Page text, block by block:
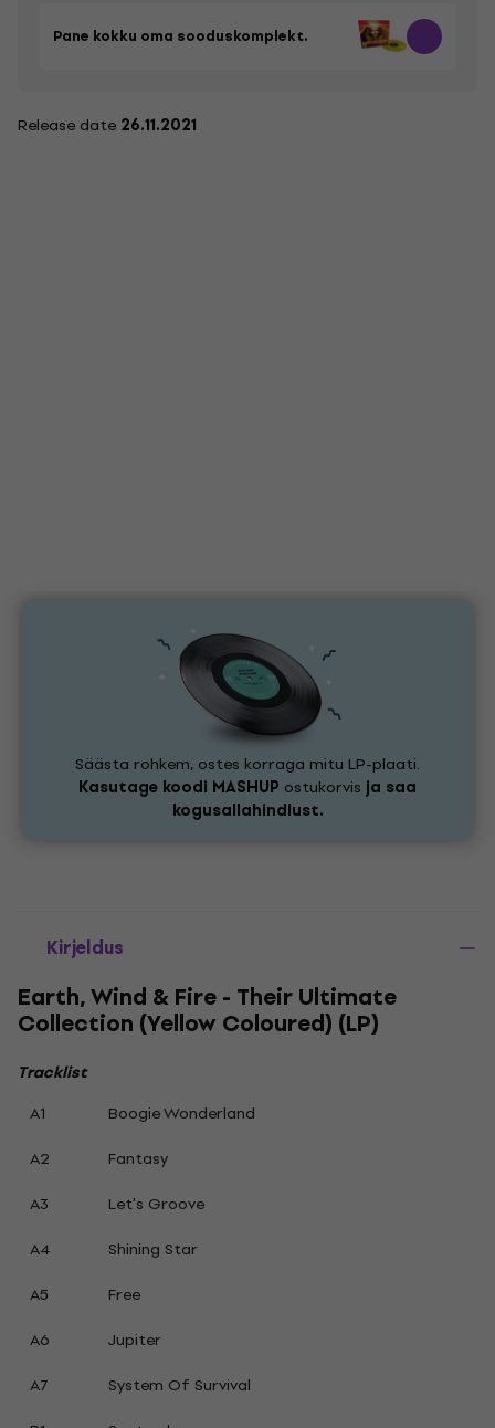
Pane kokku oma sooduskomplekt.
Release date 26.11.2021
Säästa rohkem, ostes korraga mitu LP-plaati.
Kasutage koodi MASHUP ostukorvis ja saa
kogusallahindlust.
Kirjeldus
Earth, Wind & Fire - Their Ultimate
Collection (Yellow Coloured) (LP)
Tracklist
A1
Boogie Wonderland
A2
Fantasy
A3
Let's Groove
A4
Shining Star
A5
Free
A6
Jupiter
A7
System Of Survival